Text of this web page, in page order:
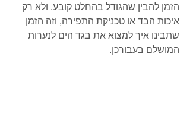
הזמן להבין שהגודל בהחלט קובע, ולא רק
איכות הבד או טכניקת התפירה, וזה הזמן
שתבינו איך למצוא את בגד הים לנערות
המושלם בעבורכן.